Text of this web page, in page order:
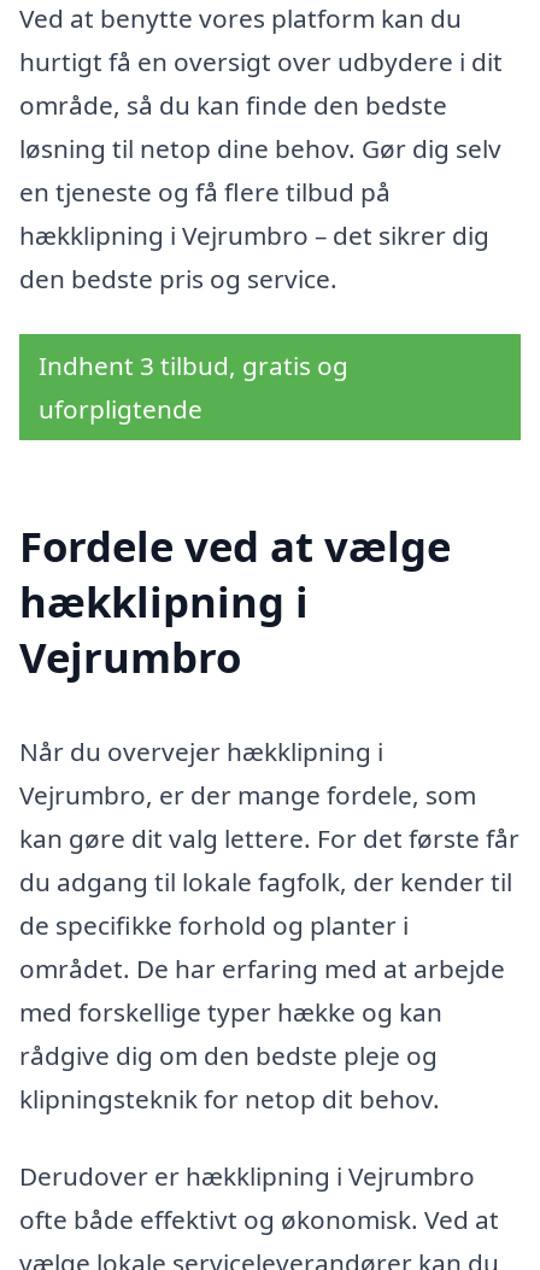
Ved at benytte vores platform kan du
hurtigt få en oversigt over udbydere i dit
område, så du kan finde den bedste
løsning til netop dine behov. Gør dig selv
en tjeneste og få flere tilbud på
hækklipning i Vejrumbro – det sikrer dig
den bedste pris og service.
Indhent 3 tilbud, gratis og
uforpligtende
Fordele ved at vælge
hækklipning i
Vejrumbro
Når du overvejer hækklipning i
Vejrumbro, er der mange fordele, som
kan gøre dit valg lettere. For det første får
du adgang til lokale fagfolk, der kender til
de specifikke forhold og planter i
området. De har erfaring med at arbejde
med forskellige typer hække og kan
rådgive dig om den bedste pleje og
klipningsteknik for netop dit behov.
Derudover er hækklipning i Vejrumbro
ofte både effektivt og økonomisk. Ved at
vælge lokale serviceleverandører kan du